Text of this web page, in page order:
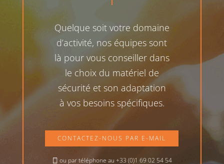
Quelque soit votre domaine
d’activité, nos équipes sont
là pour vous conseiller dans
le choix du matériel de
sécurité et son adaptation
à vos besoins spécifiques.
CONTACTEZ-NOUS PAR E-MAIL
ou par téléphone au +33 (0)1 69 02 54 54